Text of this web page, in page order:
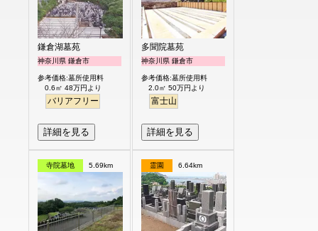
鎌倉湖墓苑
神奈川県 鎌倉市
参考価格:墓所使用料
0.6㎡ 48万円より
バリアフリー
詳細を見る
多聞院墓苑
神奈川県 鎌倉市
参考価格:墓所使用料
2.0㎡ 50万円より
富士山
詳細を見る
寺院墓地 5.69km 霊園 6.64km